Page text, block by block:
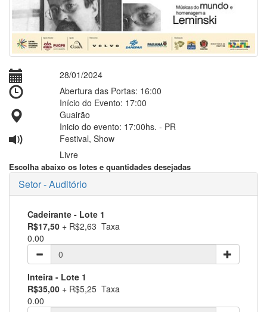
28/01/2024
Abertura das Portas: 16:00
Início do Evento: 17:00
Guairão
Inicio do evento: 17:00hs. - PR
Festival, Show
Livre
Escolha abaixo os lotes e quantidades desejadas
Setor - Auditório
Cadeirante - Lote 1
R$17,50 + R$2,63 Taxa
0.00
Inteira - Lote 1
R$35,00 + R$5,25 Taxa
0.00